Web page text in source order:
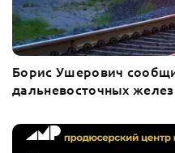
Борис Ушерович
дальневосточных